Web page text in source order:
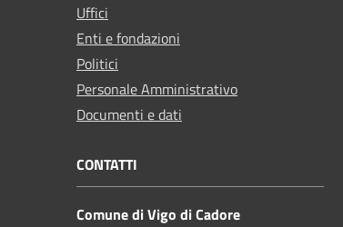
Uffici
Enti e fondazioni
Politici
Personale Amministrativo
Documenti e dati
CONTATTI
Comune di Vigo di Cadore